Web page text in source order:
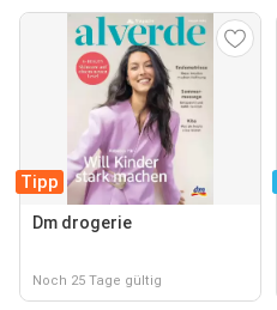
Tipp
Dm drogerie
Noch 25 Tage gültig